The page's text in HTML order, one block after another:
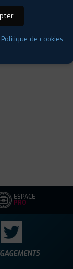
ESPACE
PRO
Politique de cookies